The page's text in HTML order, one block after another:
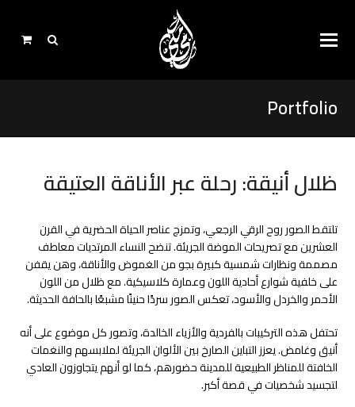
Portfolio
ظلال أنيقة: رحلة عبر الأناقة العتيقة
تلتقط الصور روح الرقي الرجعي، وتمزج عناصر الحياة الحضرية في القرن
العشرين مع تصريحات الموضة الجريئة. تنضح النساء المرتديات معاطف
مصممة ونظارات شمسية كبيرة بجو من الغموض والأناقة، وهن يقفن
على خلفية شوارع أحادية اللون وعمارة كلاسيكية. مع ظلال من اللون
الأحمر والخردل والأسود، تعكس الصور سردًا حنينًا مشبعًا بالحافة الحديثة.
تحتفل هذه التركيبات بالفردية والأزياء الخالدة، وتصور كل موضوع على أنه
أنيق وغامض. يعزز التباين الصارخ بين الألوان الجريئة لملابسهم والنغمات
الخافتة للمناظر الطبيعية للمدينة حضورهم، كما لو أنهم يتجاوزون العادي
لتجسيد شخصيات في قصة أكبر.